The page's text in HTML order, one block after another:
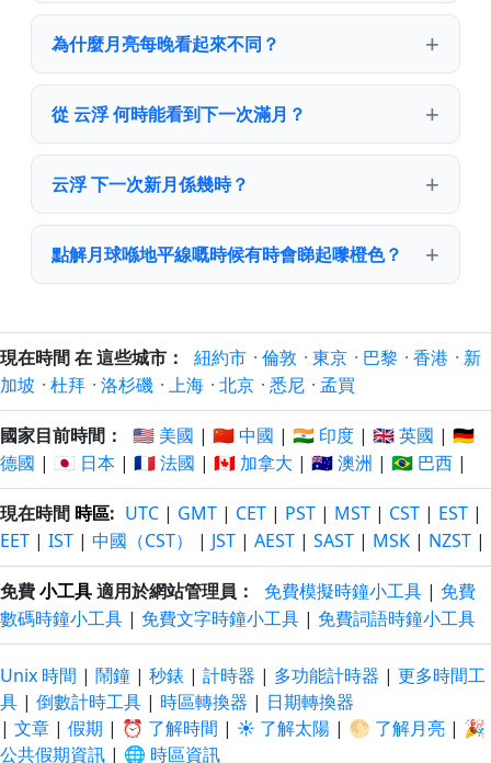
為什麼月亮每晚看起來不同？
從 云浮 何時能看到下一次滿月？
云浮 下一次新月係幾時？
點解月球喺地平線嘅時候有時會睇起嚟橙色？
現在時間 在 這些城市： 紐約市 · 倫敦 · 東京 · 巴黎 · 香港 · 新
加坡 · 杜拜 · 洛杉磯 · 上海 · 北京 · 悉尼 · 孟買
國家目前時間： 🇺🇸 美國 | 🇨🇳 中國 | 🇮🇳 印度 | 🇬🇧 英國 | 🇩🇪
德國 | 🇯🇵 日本 | 🇫🇷 法國 | 🇨🇦 加拿大 | 🇦🇺 澳洲 | 🇧🇷 巴西 |
現在時間 時區: UTC | GMT | CET | PST | MST | CST | EST |
EET | IST | 中國（CST） | JST | AEST | SAST | MSK | NZST |
免費小工具適用於網站管理員： 免費模擬時鐘小工具 | 免費
數碼時鐘小工具 | 免費文字時鐘小工具 | 免費詞語時鐘小工具
Unix 時間 | 鬧鐘 | 秒錶 | 計時器 | 多功能計時器 | 更多時間工
具 | 倒數計時工具 | 時區轉換器 | 日期轉換器
| 文章 | 假期 | ⏰ 了解時間 | ☀️ 了解太陽 | 🌕 了解月亮 | 🎉
公共假期資訊 | 🌐 時區資訊